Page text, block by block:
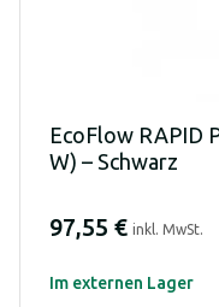
EcoFlow RAPID
W) – Schwarz
97,55 € inkl. MwSt.
Im externen Lager